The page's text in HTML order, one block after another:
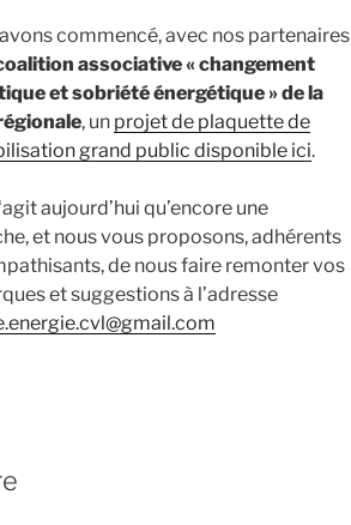
commencé, avec nos partenaires
associative « changement
et sobriété énergétique » de la
, un projet de plaquette de
grand public disponible ici.
aujourd’hui qu’encore une
et nous vous proposons, adhérents
de nous faire remonter vos
et suggestions à l’adresse